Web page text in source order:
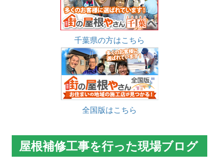
千葉県の方はこちら
全国版はこちら
屋根補修工事を行った現場ブログ